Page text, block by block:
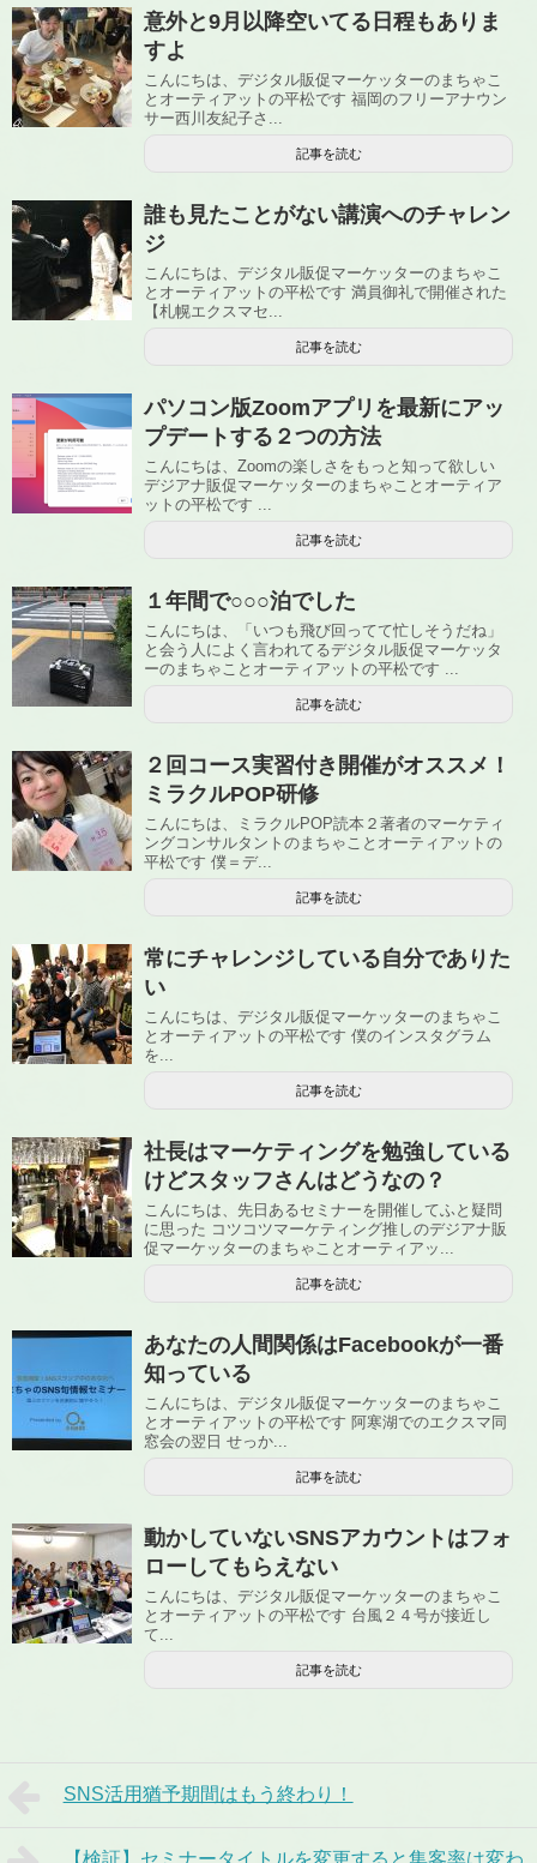
意外と9月以降空いてる日程もありま
すよ
こんにちは、デジタル販促マーケッターのまちゃこ
とオーティアットの平松です 福岡のフリーアナウン
サー西川友紀子さ...
記事を読む
誰も見たことがない講演へのチャレン
ジ
こんにちは、デジタル販促マーケッターのまちゃこ
とオーティアットの平松です 満員御礼で開催された
【札幌エクスマセ...
記事を読む
パソコン版Zoomアプリを最新にアッ
プデートする２つの方法
こんにちは、Zoomの楽しさをもっと知って欲しい
デジアナ販促マーケッターのまちゃことオーティア
ットの平松です ...
記事を読む
１年間で○○○泊でした
こんにちは、「いつも飛び回ってて忙しそうだね」
と会う人によく言われてるデジタル販促マーケッタ
ーのまちゃことオーティアットの平松です ...
記事を読む
２回コース実習付き開催がオススメ！
ミラクルPOP研修
こんにちは、ミラクルPOP読本２著者のマーケティ
ングコンサルタントのまちゃことオーティアットの
平松です 僕＝デ...
記事を読む
常にチャレンジしている自分でありた
い
こんにちは、デジタル販促マーケッターのまちゃこ
とオーティアットの平松です 僕のインスタグラム
を...
記事を読む
社長はマーケティングを勉強している
けどスタッフさんはどうなの？
こんにちは、先日あるセミナーを開催してふと疑問
に思った コツコツマーケティング推しのデジアナ販
促マーケッターのまちゃことオーティアッ...
記事を読む
あなたの人間関係はFacebookが一番
知っている
こんにちは、デジタル販促マーケッターのまちゃこ
とオーティアットの平松です 阿寒湖でのエクスマ同
窓会の翌日 せっか...
記事を読む
動かしていないSNSアカウントはフォ
ローしてもらえない
こんにちは、デジタル販促マーケッターのまちゃこ
とオーティアットの平松です 台風２４号が接近し
て...
記事を読む
SNS活用猶予期間はもう終わり！